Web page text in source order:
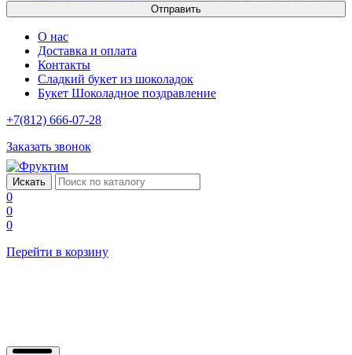
Отправить
О нас
Доставка и оплата
Контакты
Сладкий букет из шоколадок
Букет Шоколадное поздравление
+7(812) 666-07-28
Заказать звонок
0
0
0
Перейти в корзину